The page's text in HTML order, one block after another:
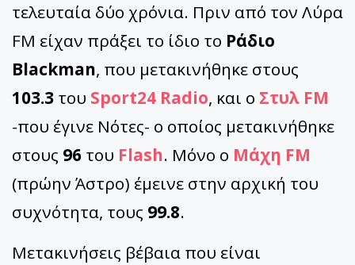
τελευταία δύο χρόνια. Πριν από τον Λύρα
FM είχαν πράξει το ίδιο το Ράδιο
Blackman, που μετακινήθηκε στους
103.3 του Sport24 Radio, και ο Στυλ FM
-που έγινε Νότες- ο οποίος μετακινήθηκε
στους 96 του Flash. Μόνο ο Μάχη FM
(πρώην Άστρο) έμεινε στην αρχική του
συχνότητα, τους 99.8.
Μετακινήσεις βέβαια που είναι